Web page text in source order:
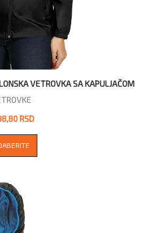
VETROVKA SA KAPULJAČOM
RSD